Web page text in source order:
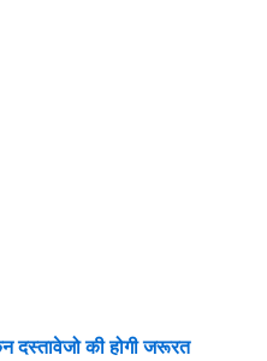
की होगी जरूरत